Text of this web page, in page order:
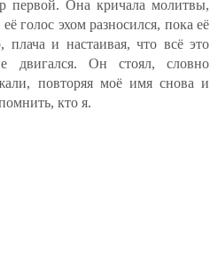
первой. Она кричала молитвы,
голос эхом разносился, пока её
и настаивая, что всё это
двигался. Он стоял, словно
повторяя моё имя снова и
кто я.